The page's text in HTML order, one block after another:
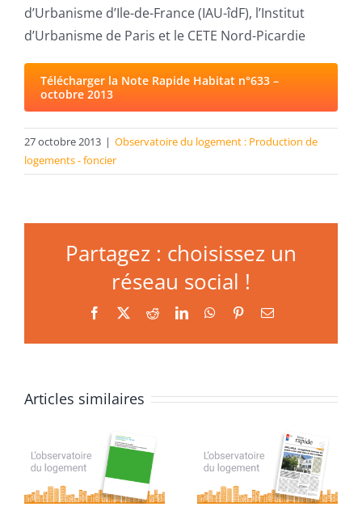
d’Urbanisme d’Ile-de-France (IAU-îdF), l’Institut
d’Urbanisme de Paris et le CETE Nord-Picardie
Télécharger la Note Rapide Habitat n°633 –
octobre 2013
27 octobre 2013 | Observatoire du logement : Production de
logements - foncier
Partagez : choisissez un
réseau social !
Facebook RedditLinkedInWhatsApp
PinterestEmail
Articles similaires